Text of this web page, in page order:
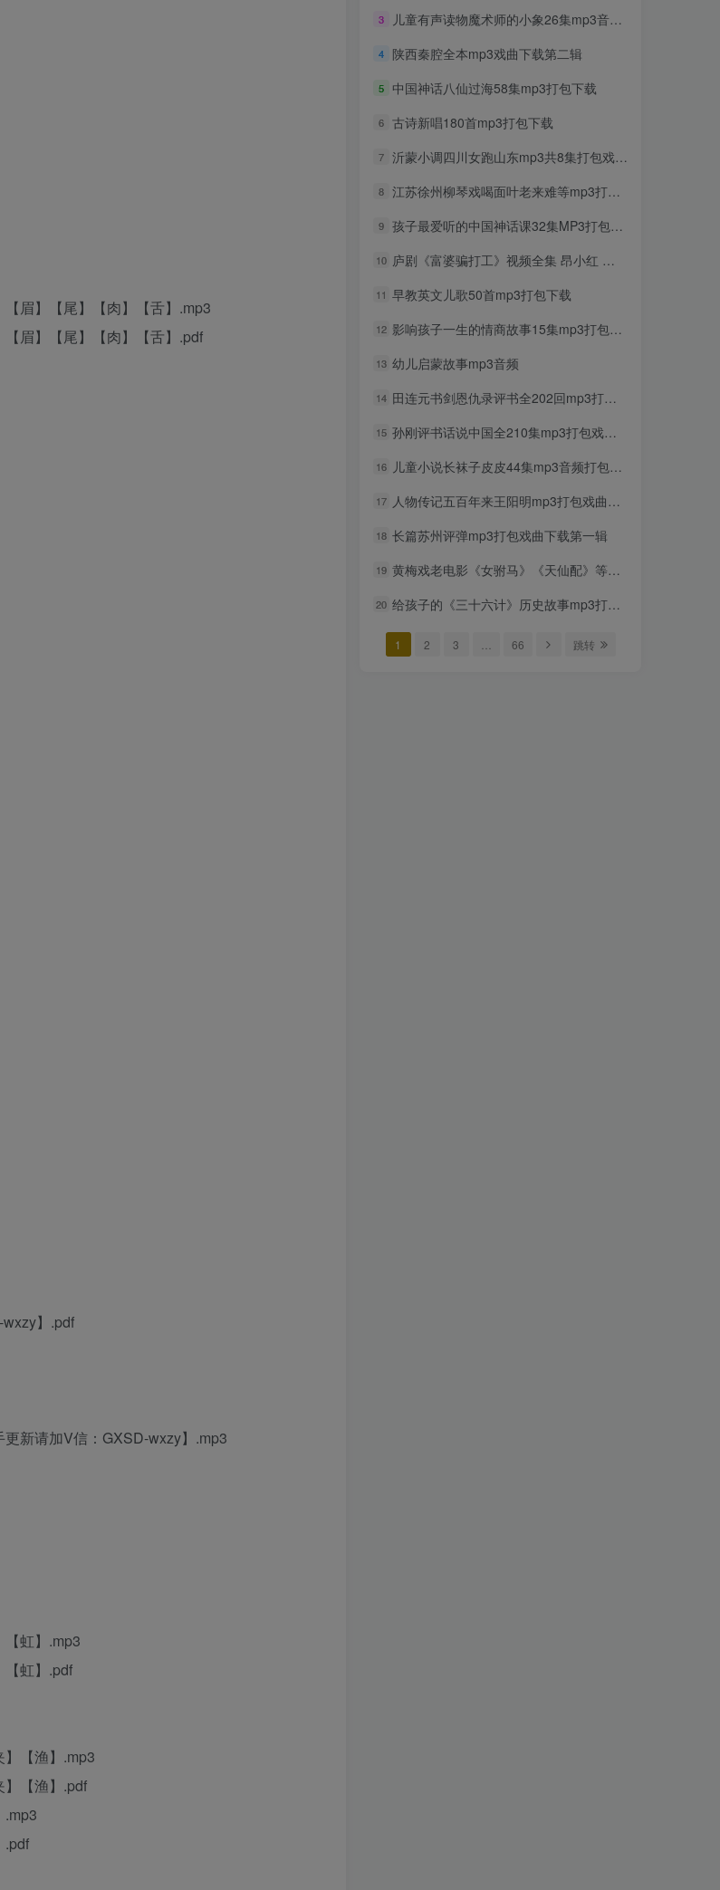
眉】【尾】【肉】【舌】.mp3
眉】【尾】【肉】【舌】.pdf
】.pdf
新请加V信：GXSD-wxzy】.mp3
虹】.mp3
虹】.pdf
【渔】.mp3
【渔】.pdf
.mp3
.pdf
3 儿童有声读物魔术师的小象26集mp3音频打包下载
4 陕西秦腔全本mp3戏曲下载第二辑
5 中国神话八仙过海58集mp3打包下载
6 古诗新唱180首mp3打包下载
7 沂蒙小调四川女跑山东mp3共8集打包戏曲下载
8 江苏徐州柳琴戏喝面叶老来难等mp3打包戏曲下载
9 孩子最爱听的中国神话课32集MP3打包下载
10 庐剧《富婆骗打工》视频全集 昂小红 刘长芳
11 早教英文儿歌50首mp3打包下载
12 影响孩子一生的情商故事15集mp3打包下载
13 幼儿启蒙故事mp3音频
14 田连元书剑恩仇录评书全202回mp3打包戏曲下载
15 孙刚评书话说中国全210集mp3打包戏曲下载
16 儿童小说长袜子皮皮44集mp3音频打包下载
17 人物传记五百年来王阳明mp3打包戏曲下载
18 长篇苏州评弹mp3打包戏曲下载第一辑
19 黄梅戏老电影《女驸马》《天仙配》等六部打包戏曲下载
20 给孩子的《三十六计》历史故事mp3打包下载
1 2 3 66 跳转